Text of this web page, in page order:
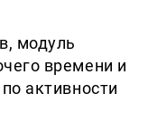
модуль
времени и
активности